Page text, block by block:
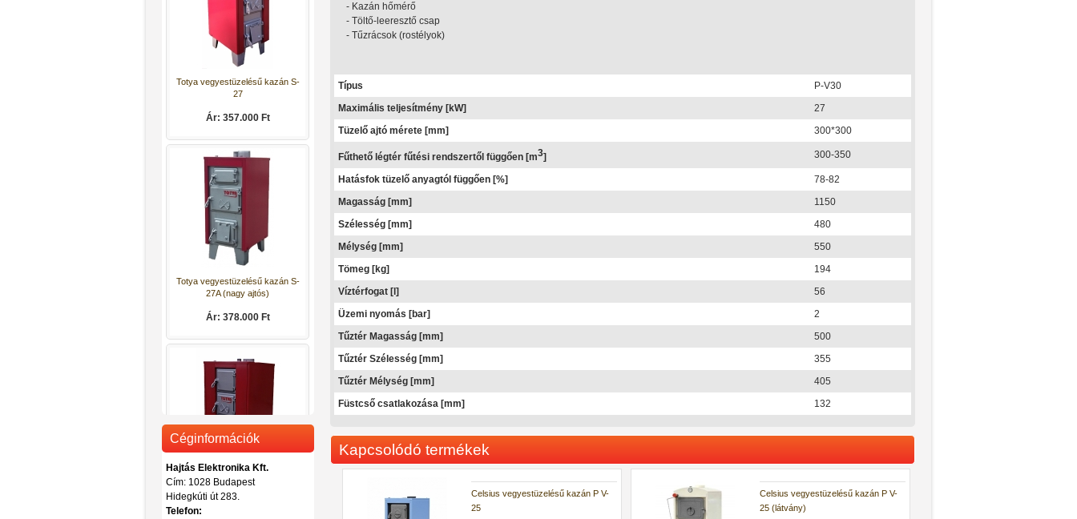
- Kazán hőmérő
- Töltő-leeresztő csap
- Tűzrácsok (rostélyok)
Típus
P-V30
Maximális teljesítmény [kW]
27
Tüzelő ajtó mérete [mm]
300*300
Fűthető légtér fűtési rendszertől függően [m3] 300-350
Hatásfok tüzelő anyagtól függően [%]
78-82
Magasság [mm]
1150
Szélesség [mm]
480
Mélység [mm]
550
Tömeg [kg]
194
Víztérfogat [l]
56
Üzemi nyomás [bar]
2
Tűztér Magasság [mm]
500
Tűztér Szélesség [mm]
355
Tűztér Mélység [mm]
405
Füstcső csatlakozása [mm]
132
Kapcsolódó termékek
Celsius vegyestüzelésű kazán P V-
25
Celsius vegyestüzelésű kazán P V-
25 (látvány)
27
Ár: 357.000 Ft
Totya vegyestüzelésű kazán S-
27A (nagy ajtós)
Ár: 378.000 Ft
Totya vegyestüzelésű kazán DT-
Céginformációk
Hajtás Elektronika Kft.
Cím: 1028 Budapest
Hidegkúti út 283.
Telefon: